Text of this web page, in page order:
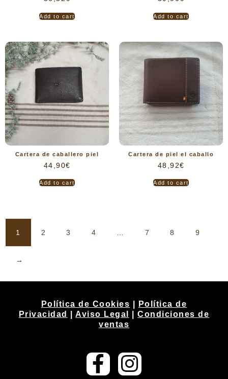
Add to cart Add to cart
Cartera de caballero piel
44,90€
Add to cart
Cartera de piel el caballo
48,92€
Add to cart
1 2 3 4 … 7 8 9
→
Política de Cookies
Política de
Privacidad
|Aviso Legal |Condiciones de
ventas